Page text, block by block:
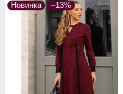
Новинка –13%